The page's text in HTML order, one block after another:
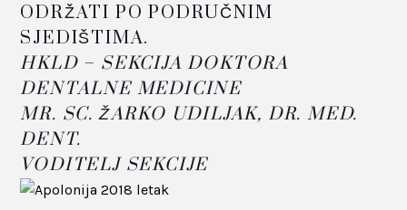
ODRŽATI PO PODRUČNIM
SJEDIŠTIMA.
HKLD – SEKCIJA DOKTORA
DENTALNE MEDICINE
MR. SC. ŽARKO UDILJAK, DR. MED.
DENT.
VODITELJ SEKCIJE